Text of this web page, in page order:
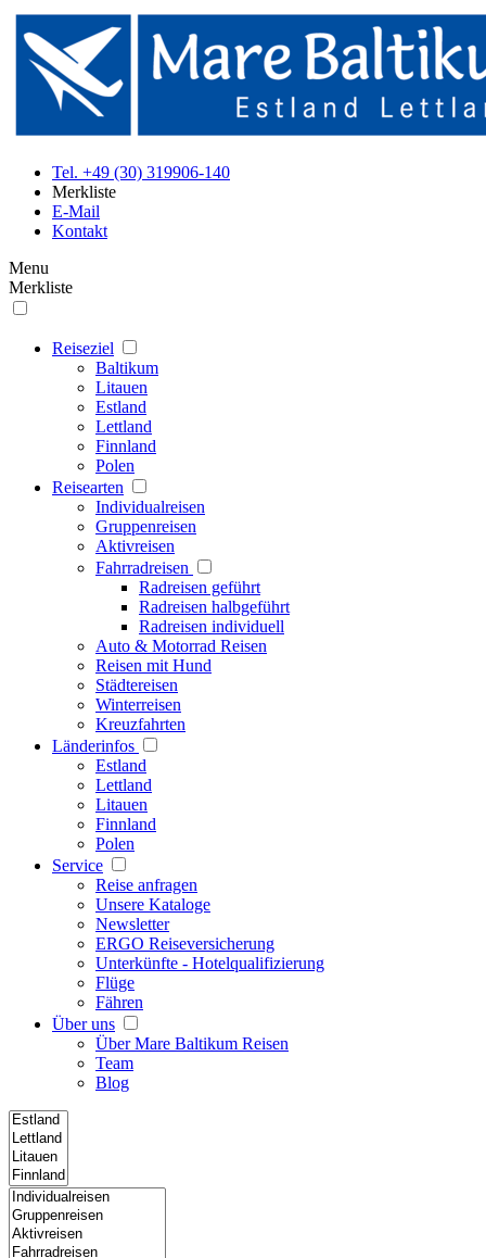
Tel. +49 (30) 319906-140
Merkliste
E-Mail
Kontakt
Menu
Merkliste
Reiseziel
Baltikum
Litauen
Estland
Lettland
Finnland
Polen
Reisearten
Individualreisen
Gruppenreisen
Aktivreisen
Fahrradreisen
Radreisen geführt
Radreisen halbgeführt
Radreisen individuell
Auto & Motorrad Reisen
Reisen mit Hund
Städtereisen
Winterreisen
Kreuzfahrten
Länderinfos
Estland
Lettland
Litauen
Finnland
Polen
Service
Reise anfragen
Unsere Kataloge
Newsletter
ERGO Reiseversicherung
Unterkünfte - Hotelqualifizierung
Flüge
Fähren
Über uns
Über Mare Baltikum Reisen
Team
Blog